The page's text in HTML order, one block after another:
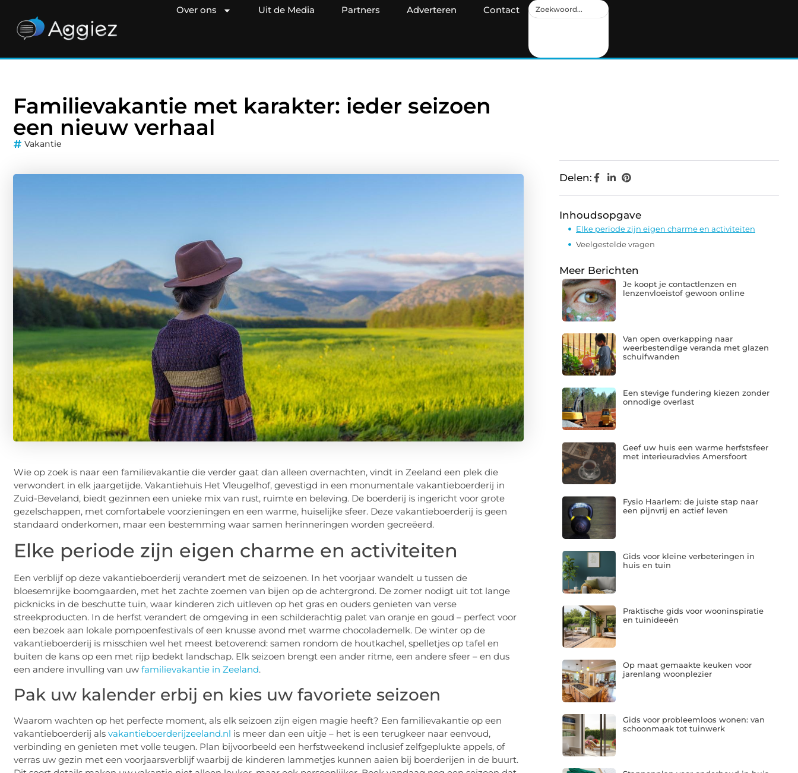
Over ons Uit de Media Partners Adverteren Contact
Familievakantie met karakter: ieder seizoen
een nieuw verhaal
Vakantie
Wie op zoek is naar een familievakantie die verder gaat dan alleen overnachten, vindt in Zeeland een plek die
verwondert in elk jaargetijde. Vakantiehuis Het Vleugelhof, gevestigd in een monumentale vakantieboerderij in
Zuid-Beveland, biedt gezinnen een unieke mix van rust, ruimte en beleving. De boerderij is ingericht voor grote
gezelschappen, met comfortabele voorzieningen en een warme, huiselijke sfeer. Deze vakantieboerderij is geen
standaard onderkomen, maar een bestemming waar samen herinneringen worden gecreëerd.
Elke periode zijn eigen charme en activiteiten
Een verblijf op deze vakantieboerderij verandert met de seizoenen. In het voorjaar wandelt u tussen de
bloesemrijke boomgaarden, met het zachte zoemen van bijen op de achtergrond. De zomer nodigt uit tot lange
picknicks in de beschutte tuin, waar kinderen zich uitleven op het gras en ouders genieten van verse
streekproducten. In de herfst verandert de omgeving in een schilderachtig palet van oranje en goud – perfect voor
een bezoek aan lokale pompoenfestivals of een knusse avond met warme chocolademelk. De winter op de
vakantieboerderij is misschien wel het meest betoverend: samen rondom de houtkachel, spelletjes op tafel en
buiten de kans op een met rijp bedekt landschap. Elk seizoen brengt een ander ritme, een andere sfeer – en dus
een andere invulling van uw familievakantie in Zeeland.
Pak uw kalender erbij en kies uw favoriete seizoen
Waarom wachten op het perfecte moment, als elk seizoen zijn eigen magie heeft? Een familievakantie op een
vakantieboerderij als vakantieboerderijzeeland.nl is meer dan een uitje – het is een terugkeer naar eenvoud,
verbinding en genieten met volle teugen. Plan bijvoorbeeld een herfstweekend inclusief zelfgeplukte appels, of
verras uw gezin met een voorjaarsverblijf waarbij de kinderen lammetjes kunnen aaien bij boerderijen in de buurt.
Delen:
Inhoudsopgave
Elke periode zijn eigen charme en activiteiten
Veelgestelde vragen
Meer Berichten
Je koopt je contactlenzen en
lenzenvloeistof gewoon online
Van open overkapping naar
weerbestendige veranda met glazen
schuifwanden
Een stevige fundering kiezen zonder
onnodige overlast
Geef uw huis een warme herfstsfeer
met interieuradvies Amersfoort
Fysio Haarlem: de juiste stap naar
een pijnvrij en actief leven
Gids voor kleine verbeteringen in
huis en tuin
Praktische gids voor wooninspiratie
en tuinideeën
Op maat gemaakte keuken voor
jarenlang woonplezier
Gids voor probleemloos wonen: van
schoonmaak tot tuinwerk